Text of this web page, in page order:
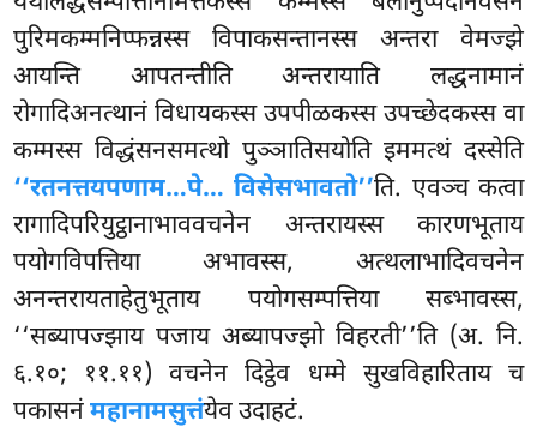
पुरिमकम्मनिप्फन्नस्स विपाकसन्तानस्स अन्तरा वेमज्झे
आयन्ति आपतन्तीति अन्तरायाति लद्धनामानं
रोगादिअनत्थानं विधायकस्स उपपीळकस्स उपच्छेदकस्स वा
कम्मस्स विद्धंसनसमत्थो पुञ्ञातिसयोति इममत्थं दस्सेति
‘‘रतनत्तयपणाम…पे… विसेसभावतो’’ति. एवञ्च कत्वा
रागादिपरियुट्ठानाभाववचनेन अन्तरायस्स कारणभूताय
पयोगविपत्तिया अभावस्स, अत्थलाभादिवचनेन
अनन्तरायताहेतुभूताय पयोगसम्पत्तिया सब्भावस्स,
‘‘सब्यापज्झाय पजाय अब्यापज्झो विहरती’’ति (अ. नि.
६.१०; ११.११) वचनेन दिट्ठेव धम्मे सुखविहारिताय च
पकासनंमहानामसुत्तंयेव उदाहटं.